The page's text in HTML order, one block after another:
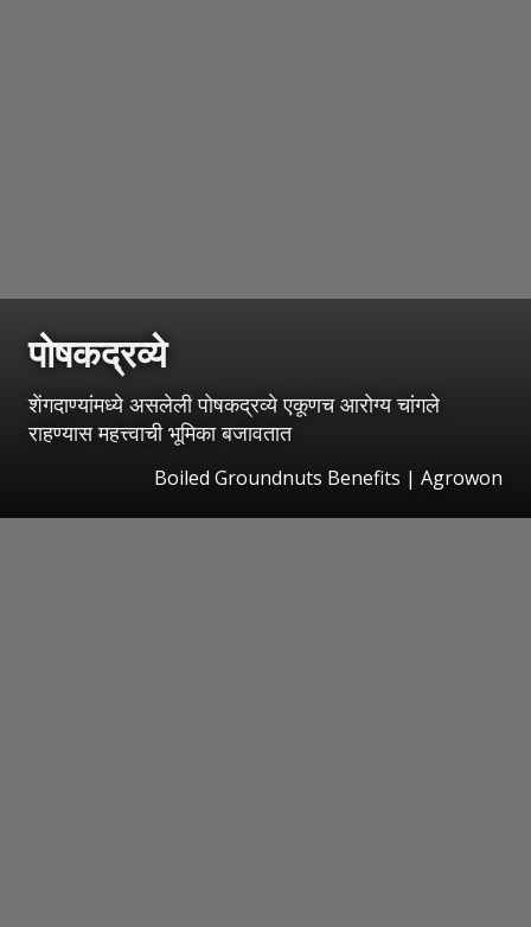
पोषकद्रव्ये
शेंगदाण्यांमध्ये असलेली पोषकद्रव्ये एकूणच आरोग्य चांगले
राहण्यास महत्त्वाची भूमिका बजावतात
Boiled Groundnuts Benefits | Agrowon